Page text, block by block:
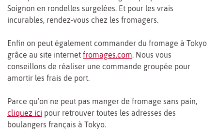
Soignon en rondelles surgelées. Et pour les vrais
incurables, rendez-vous chez les fromagers.
Enfin on peut également commander du fromage à Tokyo
grâce au site internet fromages.com. Nous vous
conseillons de réaliser une commande groupée pour
amortir les frais de port.
Parce qu’on ne peut pas manger de fromage sans pain,
cliquez ici pour retrouver toutes les adresses des
boulangers français à Tokyo.